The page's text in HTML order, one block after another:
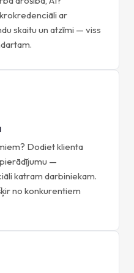
ar
skaitu un atzīmi — viss
Dodiet klienta
—
katram darbiniekam.
no konkurentiem